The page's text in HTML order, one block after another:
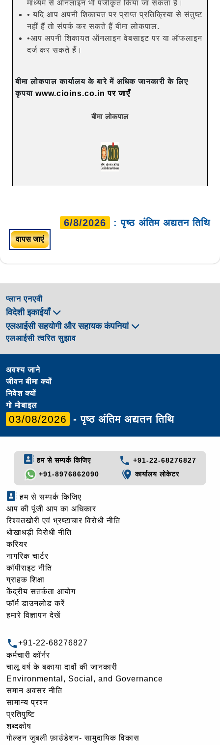
माध्यम से ऑनलाइन भी पंजीकृत किया जा सकता है।
• यदि आप अपनी शिकायत पर प्राप्त प्रतिक्रिया से संतुष्ट
नहीं हैं तो संपर्क कर सकते हैं बीमा लोकपाल.
•आप अपनी शिकायत ऑनलाइन वेबसाइट पर या ऑफलाइन
दर्ज कर सकते हैं।
बीमा लोकपाल कार्यालय के बारे में अधिक जानकारी के लिए
कृपया www.cioins.co.in पर जाएँ
बीमा लोकपाल
6/8/2026 : पृष्ठ अंतिम अद्यतन तिथि
वापस जाएं
प्लान एनएवी
विदेशी इकाईयाँ
एलआईसी सहयोगी और सहायक कंपनियां
एलआईसी त्वरित सुझाव
अवश्य जाने
जीवन बीमा क्यों
निवेश क्यों
गो मोबाइल
03/08/2026 - पृष्ठ अंतिम अद्यतन तिथि
हम से सम्पर्क किजिए
+91-22-68276827
+91-8976862090
कार्यालय लोकेटर
हम से सम्पर्क किजिए
आप की पूंजी आप का अधिकार
रिश्वतखोरी एवं भ्रष्टाचार विरोधी नीति
धोखाधड़ी विरोधी नीति
करियर
नागरिक चार्टर
कॉपीराइट नीति
ग्राहक शिक्षा
केंद्रीय सतर्कता आयोग
फॉर्म डाउनलोड करें
हमारे विज्ञापन देखें
+91-22-68276827
कर्मचारी कॉर्नर
चालू वर्ष के बकाया दावों की जानकारी
Environmental, Social, and Governance
समान अवसर नीति
सामान्य प्रश्न
प्रतिपुष्टि
शब्दकोष
गोल्‍डन जुबली फ़ाउंडेशन- सामुदायिक विकास